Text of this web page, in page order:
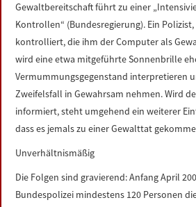
Gewaltbereitschaft führt zu einer
Kontrollen“ (Bundesregierung). Ein
kontrolliert, die ihm der Computer als
wird eine etwa mitgeführte Sonnenbrille
Vermummungsgegenstand interpretieren
Zweifelsfall in Gewahrsam nehmen. Wird
informiert, steht umgehend ein weiterer
dass es jemals zu einer Gewalttat
Unverhältnismäßig
Die Folgen sind gravierend: Anfang April
Bundespolizei mindestens 120 Personen